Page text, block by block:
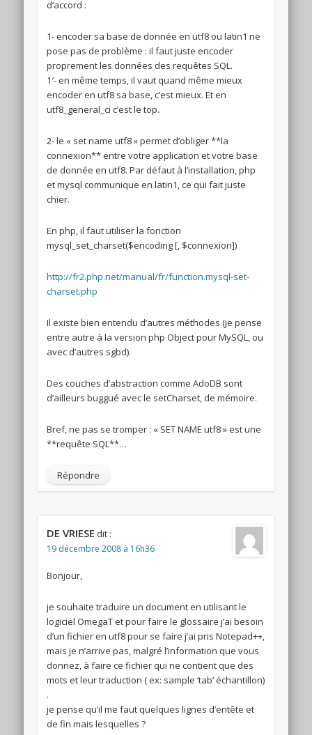
d’accord :
1- encoder sa base de donnée en utf8 ou latin1 ne
pose pas de problème : il faut juste encoder
proprement les données des requêtes SQL.
1′- en même temps, il vaut quand même mieux
encoder en utf8 sa base, c’est mieux. Et en
utf8_general_ci c’est le top.
2- le « set name utf8 » permet d’obliger **la
connexion** entre votre application et votre base
de donnée en utf8. Par défaut à l’installation, php
et mysql communique en latin1, ce qui fait juste
chier.
En php, il faut utiliser la fonction
mysql_set_charset($encoding [, $connexion])
http://fr2.php.net/manual/fr/function.mysql-set-
charset.php
Il existe bien entendu d’autres méthodes (je pense
entre autre à la version php Object pour MySQL, ou
avec d’autres sgbd).
Des couches d’abstraction comme AdoDB sont
d’ailleurs buggué avec le setCharset, de mémoire.
Bref, ne pas se tromper : « SET NAME utf8 » est une
**requête SQL**…
Répondre
DE VRIESE dit :
19 décembre 2008 à 16h36
Bonjour,
je souhaite traduire un document en utilisant le
logiciel OmegaT et pour faire le glossaire j’ai besoin
d’un fichier en utf8 pour se faire j’ai pris Notepad++,
mais je n’arrive pas, malgré l’information que vous
donnez, à faire ce fichier qui ne contient que des
mots et leur traduction ( ex: sample ‘tab’ échantillon)
.
je pense qu’il me faut quelques lignes d’entête et
de fin mais lesquelles ?